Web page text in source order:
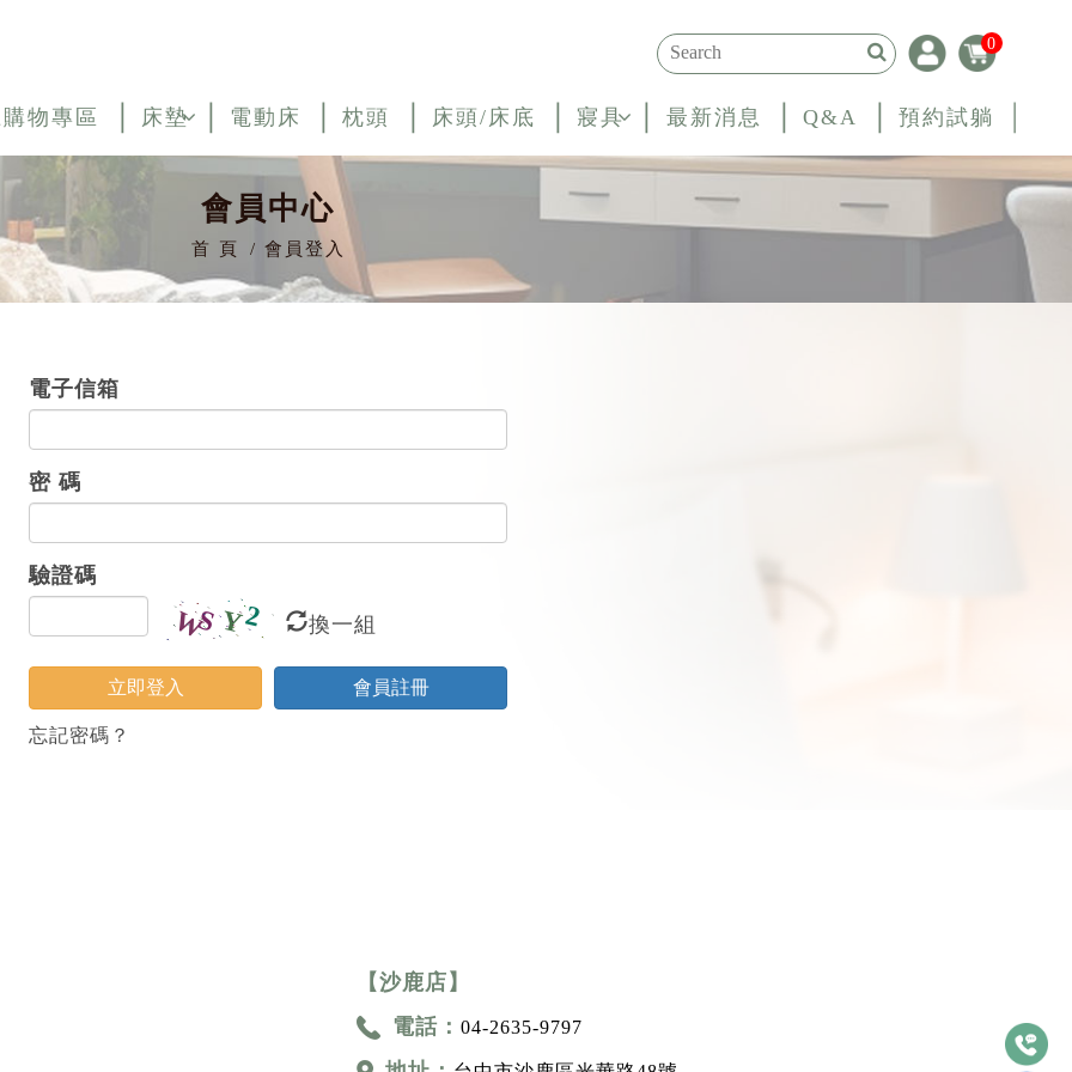
0
物專區 床墊 電動床 枕頭 床頭/床底 寢具 最新消息 Q&A 預約試躺
會員中心
首 頁 會員登入
電子信箱
密 碼
驗證碼
換一組
立即登入 會員註冊
忘記密碼？
【沙鹿店】
電話：04-2635-9797